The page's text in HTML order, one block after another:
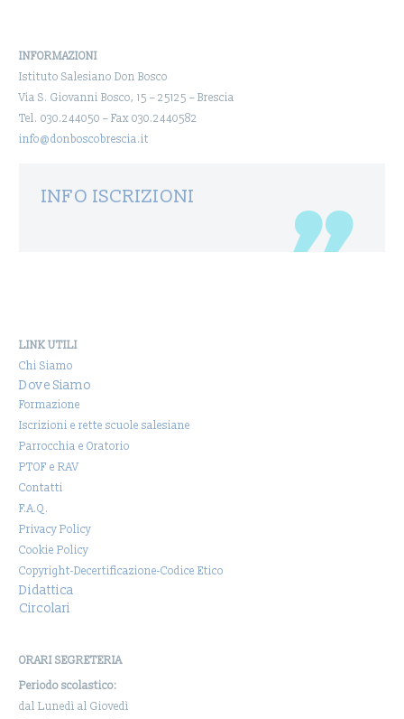
INFORMAZIONI
Istituto Salesiano Don Bosco
Via S. Giovanni Bosco, 15 – 25125 – Brescia
Tel. 030.244050 – Fax 030.2440582
info@donboscobrescia.it
INFO ISCRIZIONI
LINK UTILI
Chi Siamo
Dove Siamo
Formazione
Iscrizioni e rette scuole salesiane
Parrocchia e Oratorio
PTOF e RAV
Contatti
F.A.Q.
Privacy Policy
Cookie Policy
Copyright-Decertificazione-Codice Etico
Didattica
Circolari
ORARI SEGRETERIA
Periodo scolastico:
dal Lunedì al Giovedì